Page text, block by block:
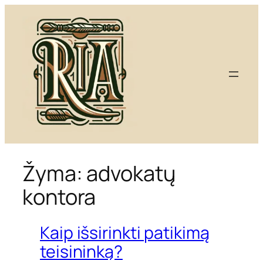
turinio
Žyma: advokatų
kontora
Kaip išsirinkti patikimą
teisininką?